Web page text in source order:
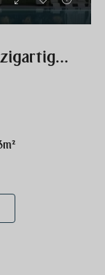
EMAAR Ocean Cove einzigartige 3 Zimmer Wohnung
m²